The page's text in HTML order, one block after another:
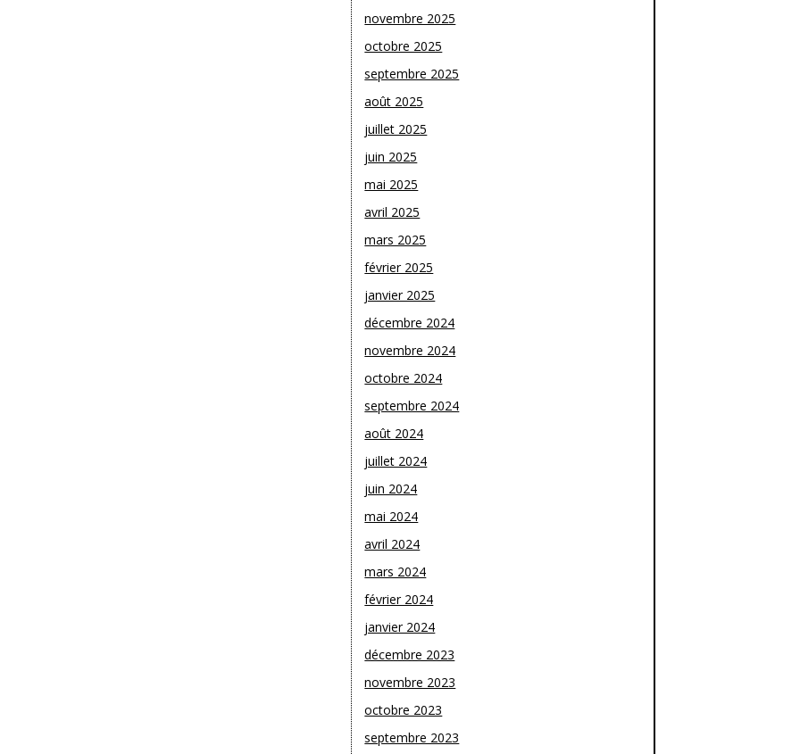
novembre 2025
octobre 2025
septembre 2025
août 2025
juillet 2025
juin 2025
mai 2025
avril 2025
mars 2025
février 2025
janvier 2025
décembre 2024
novembre 2024
octobre 2024
septembre 2024
août 2024
juillet 2024
juin 2024
mai 2024
avril 2024
mars 2024
février 2024
janvier 2024
décembre 2023
novembre 2023
octobre 2023
septembre 2023